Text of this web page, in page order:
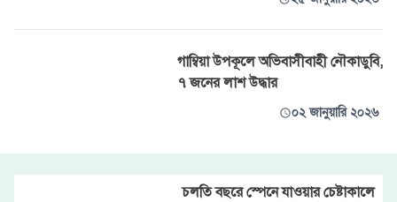
গাম্বিয়া উপকূলে অভিবাসীবাহী নৌকাডুবি,
৭ জনের লাশ উদ্ধার
০২ জানুয়ারি ২০২৬
চলতি বছরে স্পেনে যাওয়ার চেষ্টাকালে